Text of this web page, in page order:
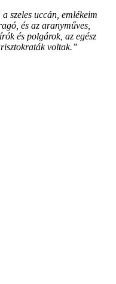
szeles uccán, emlékeim
és az aranyműves,
és polgárok, az egész
voltak.”